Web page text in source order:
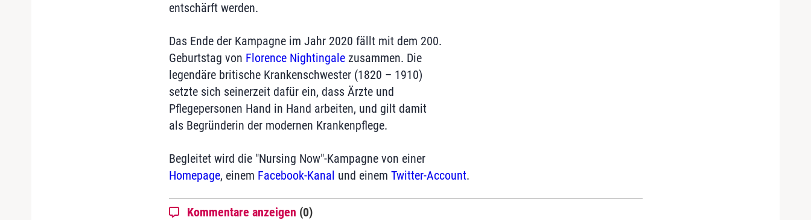
entschärft werden.
Das Ende der Kampagne im Jahr 2020 fällt mit dem 200.
Geburtstag von Florence Nightingalezusammen. Die
legendäre britische Krankenschwester (1820 – 1910)
setzte sich seinerzeit dafür ein, dass Ärzte und
Pflegepersonen Hand in Hand arbeiten, und gilt damit
als Begründerin der modernen Krankenpflege.
Begleitet wird die "Nursing Now"-Kampagne von einer
Homepage, einem Facebook-Kanal und einem Twitter-Account.
Kommentare anzeigen (0)